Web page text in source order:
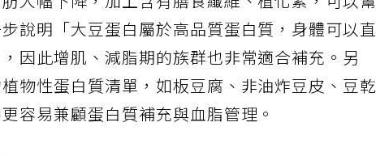
大幅下降，加上含有膳食纖維、植化素，可以幫
說明「大豆蛋白屬於高品質蛋白質，身體可以直
因此增肌、減脂期的族群也非常適合補充。另
物性蛋白質清單，如板豆腐、非油炸豆皮、豆乾
容易兼顧蛋白質補充與血脂管理。